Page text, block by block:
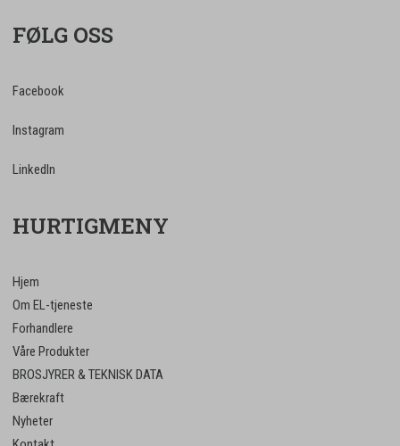
FØLG OSS
Facebook
Instagram
LinkedIn
HURTIGMENY
Hjem
Om EL-tjeneste
Forhandlere
Våre Produkter
BROSJYRER & TEKNISK DATA
Bærekraft
Nyheter